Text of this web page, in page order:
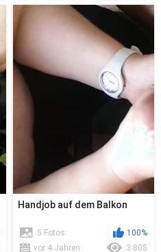
Handjob auf dem Balkon
5 Fotos
100%
vor 4 Jahren
3 805